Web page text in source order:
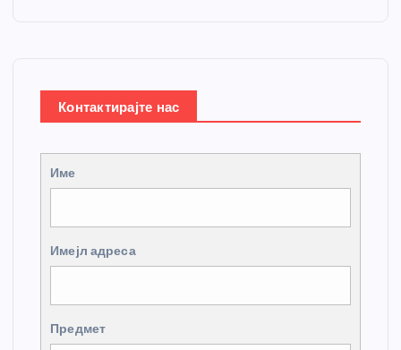
Контактирајте нас
Име
Имејл адреса
Предмет